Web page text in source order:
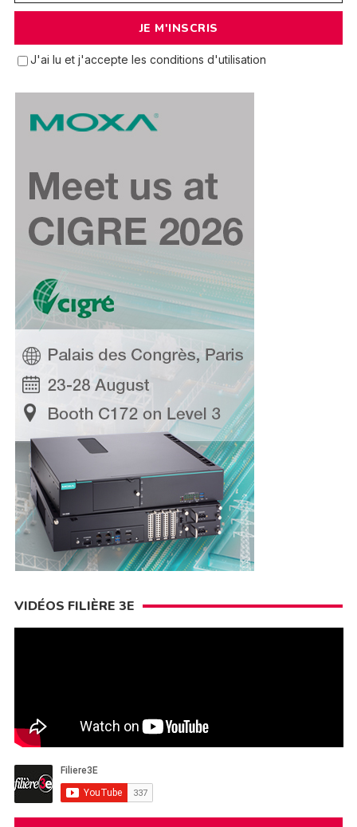
J'ai lu et j'accepte les conditions d'utilisation
VIDÉOS FILIÈRE 3E